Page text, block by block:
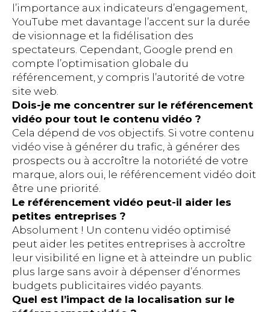
l’importance aux indicateurs d’engagement,
YouTube met davantage l’accent sur la durée
de visionnage et la fidélisation des
spectateurs. Cependant, Google prend en
compte l’optimisation globale du
référencement, y compris l’autorité de votre
site web.
Dois-je me concentrer sur le référencement
vidéo pour tout le contenu vidéo ?
Cela dépend de vos objectifs. Si votre contenu
vidéo vise à générer du trafic, à générer des
prospects ou à accroître la notoriété de votre
marque, alors oui, le référencement vidéo doit
être une priorité.
Le référencement vidéo peut-il aider les
petites entreprises ?
Absolument ! Un contenu vidéo optimisé
peut aider les petites entreprises à accroître
leur visibilité en ligne et à atteindre un public
plus large sans avoir à dépenser d’énormes
budgets publicitaires vidéo payants.
Quel est l’impact de la localisation sur le